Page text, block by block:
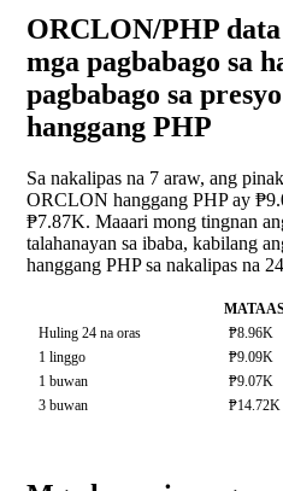
ORCLON/PHP
mga pagbabago sa
pagbabago sa
hanggang PHP
Sa nakalipas na 7 araw, ang
ORCLON hanggang PHP ay
₱7.87K. Maaari mong tingnan
talahanayan sa ibaba, kabilang
hanggang PHP sa nakalipas na
Huling 24 na oras
₱8.96K
1 linggo
₱9.09K
1 buwan
₱9.07K
3 buwan
₱14.72K